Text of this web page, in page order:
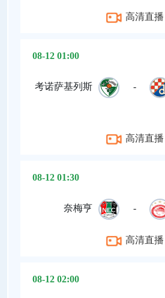
高清直播
08-12 01:00
考诺萨基列斯 -
高清直播
08-12 01:30
奈梅亨 -
高清直播
08-12 02:00